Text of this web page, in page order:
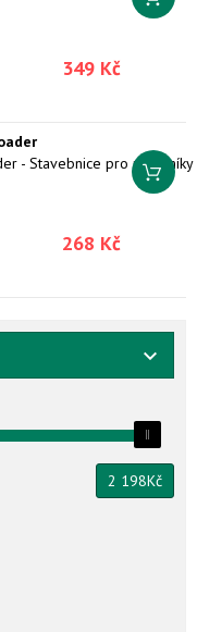
349 Kč
268 Kč
2 198Kč